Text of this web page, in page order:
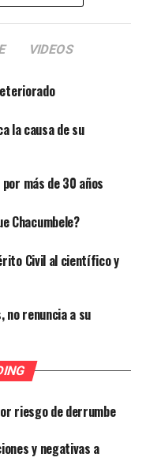
VIDEOS
la causa de su
más de 30 años
Chacumbele?
Civil al científico y
no renuncia a su
riesgo de derrumbe
y negativas a